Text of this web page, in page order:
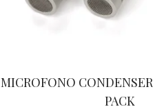
MICROFONO
PACK